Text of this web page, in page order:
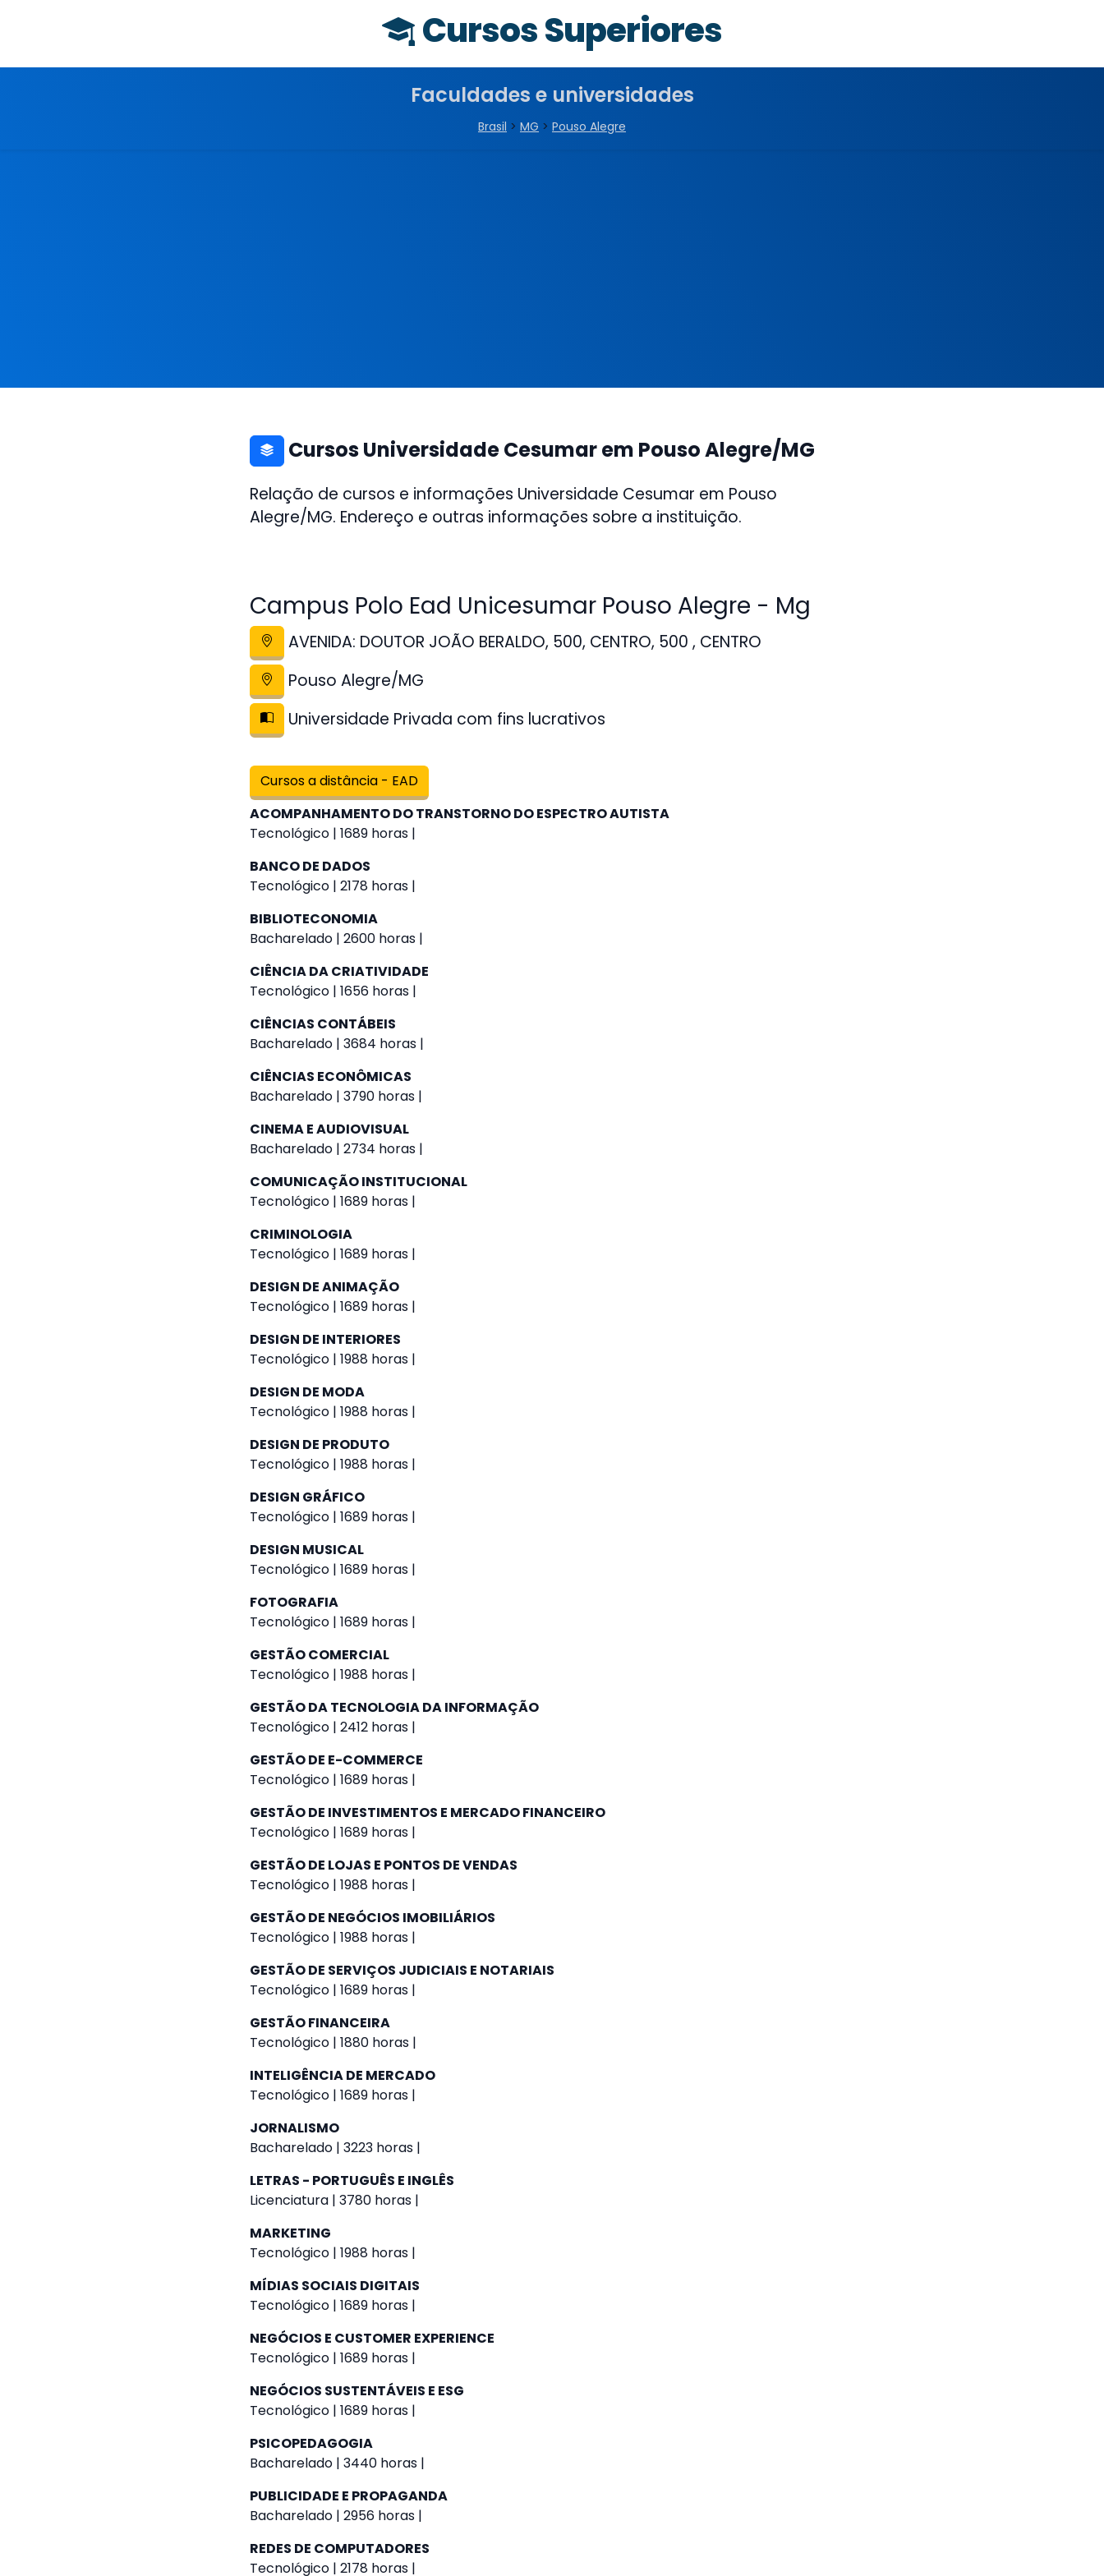
Cursos Superiores
Faculdades e universidades
Brasil > MG > Pouso Alegre
Cursos Universidade Cesumar em Pouso Alegre/MG
Relação de cursos e informações Universidade Cesumar em Pouso
Alegre/MG. Endereço e outras informações sobre a instituição.
Campus Polo Ead Unicesumar Pouso Alegre - Mg
AVENIDA: DOUTOR JOÃO BERALDO, 500, CENTRO, 500 , CENTRO
Pouso Alegre/MG
Universidade Privada com fins lucrativos
Cursos a distância - EAD
ACOMPANHAMENTO DO TRANSTORNO DO ESPECTRO AUTISTA
Tecnológico | 1689 horas |
BANCO DE DADOS
Tecnológico | 2178 horas |
BIBLIOTECONOMIA
Bacharelado | 2600 horas |
CIÊNCIA DA CRIATIVIDADE
Tecnológico | 1656 horas |
CIÊNCIAS CONTÁBEIS
Bacharelado | 3684 horas |
CIÊNCIAS ECONÔMICAS
Bacharelado | 3790 horas |
CINEMA E AUDIOVISUAL
Bacharelado | 2734 horas |
COMUNICAÇÃO INSTITUCIONAL
Tecnológico | 1689 horas |
CRIMINOLOGIA
Tecnológico | 1689 horas |
DESIGN DE ANIMAÇÃO
Tecnológico | 1689 horas |
DESIGN DE INTERIORES
Tecnológico | 1988 horas |
DESIGN DE MODA
Tecnológico | 1988 horas |
DESIGN DE PRODUTO
Tecnológico | 1988 horas |
DESIGN GRÁFICO
Tecnológico | 1689 horas |
DESIGN MUSICAL
Tecnológico | 1689 horas |
FOTOGRAFIA
Tecnológico | 1689 horas |
GESTÃO COMERCIAL
Tecnológico | 1988 horas |
GESTÃO DA TECNOLOGIA DA INFORMAÇÃO
Tecnológico | 2412 horas |
GESTÃO DE E-COMMERCE
Tecnológico | 1689 horas |
GESTÃO DE INVESTIMENTOS E MERCADO FINANCEIRO
Tecnológico | 1689 horas |
GESTÃO DE LOJAS E PONTOS DE VENDAS
Tecnológico | 1988 horas |
GESTÃO DE NEGÓCIOS IMOBILIÁRIOS
Tecnológico | 1988 horas |
GESTÃO DE SERVIÇOS JUDICIAIS E NOTARIAIS
Tecnológico | 1689 horas |
GESTÃO FINANCEIRA
Tecnológico | 1880 horas |
INTELIGÊNCIA DE MERCADO
Tecnológico | 1689 horas |
JORNALISMO
Bacharelado | 3223 horas |
LETRAS - PORTUGUÊS E INGLÊS
Licenciatura | 3780 horas |
MARKETING
Tecnológico | 1988 horas |
MÍDIAS SOCIAIS DIGITAIS
Tecnológico | 1689 horas |
NEGÓCIOS E CUSTOMER EXPERIENCE
Tecnológico | 1689 horas |
NEGÓCIOS SUSTENTÁVEIS E ESG
Tecnológico | 1689 horas |
PSICOPEDAGOGIA
Bacharelado | 3440 horas |
PUBLICIDADE E PROPAGANDA
Bacharelado | 2956 horas |
REDES DE COMPUTADORES
Tecnológico | 2178 horas |